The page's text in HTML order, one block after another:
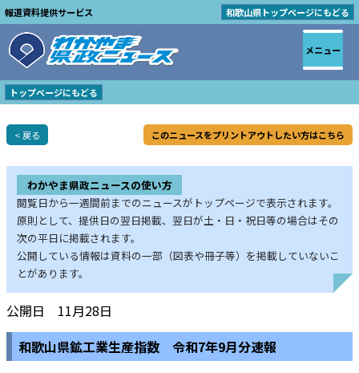
報道資料提供サービス 和歌山県トップページにもどる
トップページにもどる
< 戻る このニュースをプリントアウトしたい方はこちら
わかやま県政ニュースの使い方
閲覧日から一週間前までのニュースがトップページで表示されます。
原則として、提供日の翌日掲載、翌日が土・日・祝日等の場合はその
次の平日に掲載されます。
公開している情報は資料の一部（図表や冊子等）を掲載していないこ
とがあります。
公開日 11月28日
和歌山県鉱工業生産指数 令和7年9月分速報
メニュー